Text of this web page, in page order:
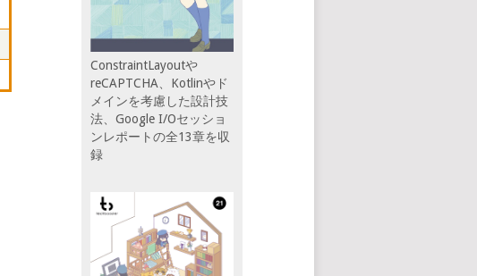
ConstraintLayoutや
reCAPTCHA、Kotlinやド
メインを考慮した設計技
法、Google I/Oセッショ
ンレポートの全13章を収
録